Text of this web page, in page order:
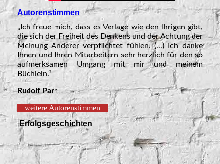
Autorenstimmen
„Ich freue mich, dass es Verlage wie den Ihrigen gibt,
die sich der Freiheit des Denkens und der Achtung der
Meinung Anderer verpflichtet fühlen. (...) Ich danke
Ihnen und Ihren Mitarbeitern sehr herzlich für den so
aufmerksamen Umgang mit mir und meinem
Büchlein.“
Rudolf Parr
weitere Autorenstimmen
Erfolgsgeschichten